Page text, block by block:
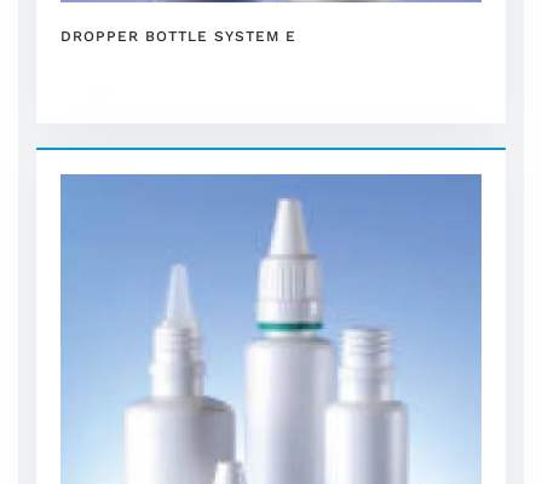
DROPPER BOTTLE SYSTEM E